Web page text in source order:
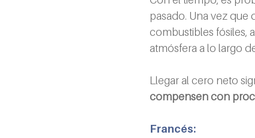
pasado. Una vez
combustibles fósiles,
atmósfera a lo largo
Llegar al cero neto
compensen con
Francés: